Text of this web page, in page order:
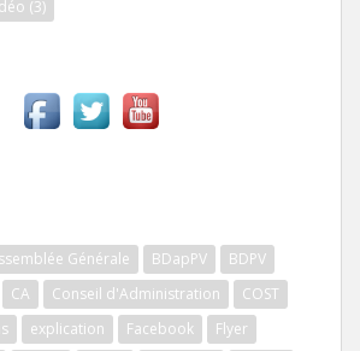
(3)
Générale BDapPV
BDPV
CA Conseil d'Administration
COST
explication Facebook Flyer